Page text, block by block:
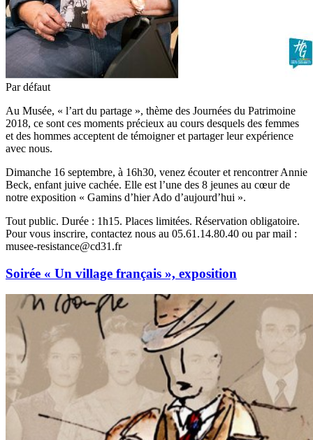
Par défaut
Au Musée, « l’art du partage », thème des Journées du Patrimoine
2018, ce sont ces moments précieux au cours desquels des femmes
et des hommes acceptent de témoigner et partager leur expérience
avec nous.
Dimanche 16 septembre, à 16h30, venez écouter et rencontrer Annie
Beck, enfant juive cachée. Elle est l’une des 8 jeunes au cœur de
notre exposition « Gamins d’hier Ado d’aujourd’hui ».
Tout public. Durée : 1h15. Places limitées. Réservation obligatoire.
Pour vous inscrire, contactez nous au 05.61.14.80.40 ou par mail :
musee-resistance@cd31.fr
Soirée « Un village français », exposition